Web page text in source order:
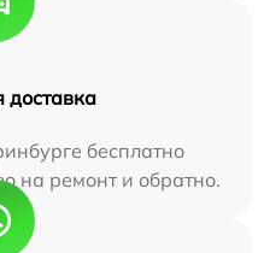
доставка
бесплатно
на ремонт и обратно.